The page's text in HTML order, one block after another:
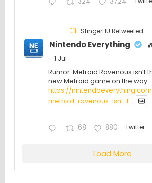
StingerHU Retweeted
Nintendo Everything
·
1 Jul
Rumor: Metroid Ravenous isn’t
new Metroid game on the way
https://
metroid-ravenous-isnt-t...
68 880 Twitter
Load More